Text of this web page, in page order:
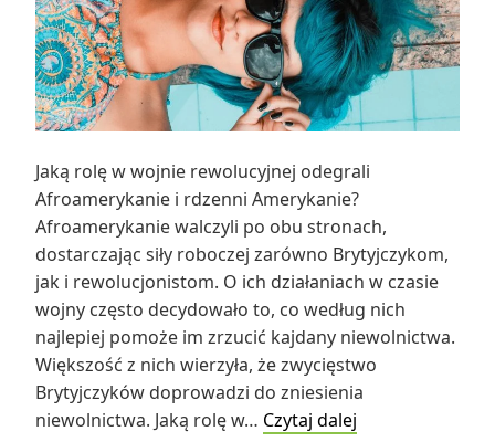
Jaką rolę w wojnie rewolucyjnej odegrali
Afroamerykanie i rdzenni Amerykanie?
Afroamerykanie walczyli po obu stronach,
dostarczając siły roboczej zarówno Brytyjczykom,
jak i rewolucjonistom. O ich działaniach w czasie
wojny często decydowało to, co według nich
najlepiej pomoże im zrzucić kajdany niewolnictwa.
Większość z nich wierzyła, że zwycięstwo
Brytyjczyków doprowadzi do zniesienia
niewolnictwa. Jaką rolę w… Czytaj dalej